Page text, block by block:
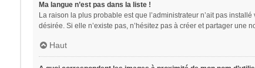
Ma langue n’est pas dans la liste !
La raison la plus probable est que l’administrateur n’ait pas
désirée. Si elle n’existe pas, n’hésitez pas à créer et partager une
Haut